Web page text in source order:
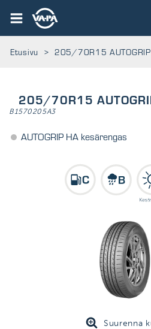
Etusivu > 205/70R15
205/70R15
B1570205A3
AUTOGRIP HA kesärengas
Suurenna